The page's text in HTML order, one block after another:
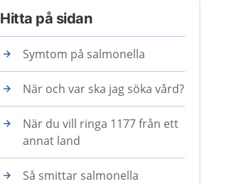
Hitta på sidan
Symtom på salmonella
När och var ska jag söka vård?
När du vill ringa 1177 från ett
annat land
Så smittar salmonella